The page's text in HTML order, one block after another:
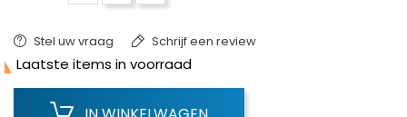
Stel uw vraag Schrijf een review
Laatste items in voorraad